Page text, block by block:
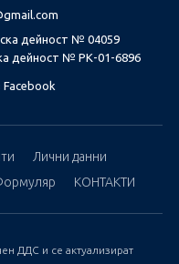
дейност № 04059
дейност № РК-01-6896
Facebook
Лични данни
КОНТАКТИ
ДДС и се актуализират